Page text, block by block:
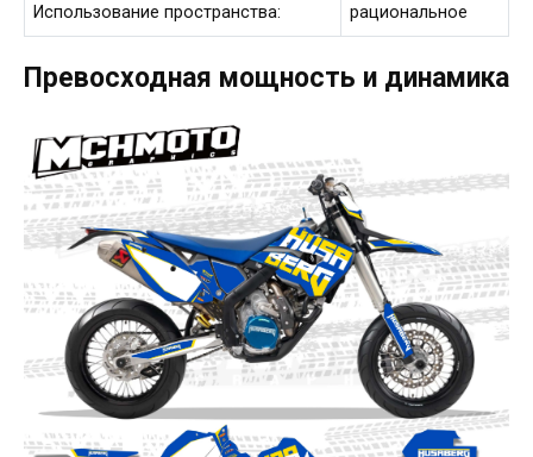
Использование пространства: рациональное
Превосходная мощность и динамика